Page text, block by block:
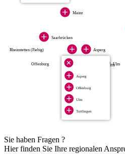
Mainz
Saarbrücken
Rheinstetten (Fiebig) Asperg
Offenburg Ulm
4 Standorte anzeigen
Asperg
Offenburg
Ulm
Tuttlingen
Sie haben Fragen ?
Hier finden Sie Ihre regionalen